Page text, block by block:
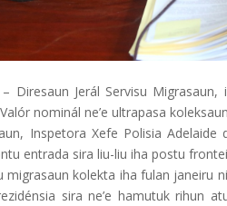
Diresaun Jerál Servisu
nominál ne’e ultrapasa
Inspetora Xefe Polisia
entrada sira liu-liu iha postu
migrasaun kolekta iha fulan
sira ne’e hamutuk rihun